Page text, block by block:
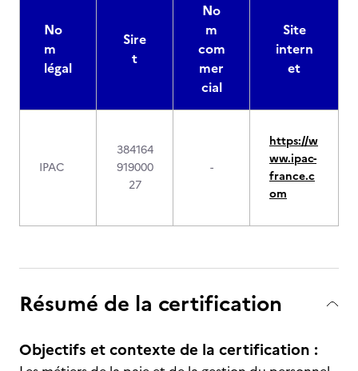
No
m
légal
Sire
t
No
m
com
mer
cial
Site
intern
et
IPAC
384164
919000
27
-
https://w
ww.ipac-
france.c
om
Résumé de la certification
Objectifs et contexte de la certification :